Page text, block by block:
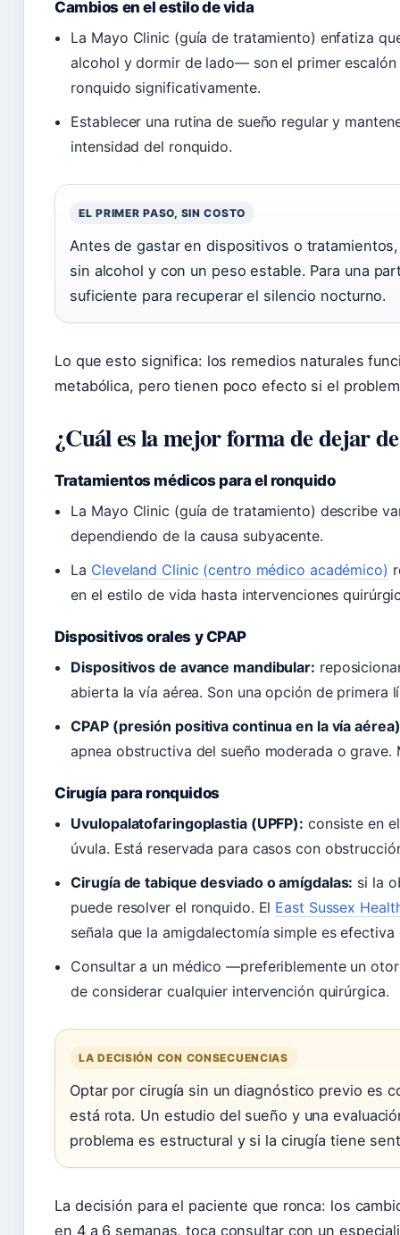
Cambios en el estilo de vida
La Mayo Clinic (guía de tratamiento) enfatiza
alcohol y dormir de lado— son el primer
ronquido significativamente.
Establecer una rutina de sueño regular y
intensidad del ronquido.
EL PRIMER PASO, SIN COSTO
Antes de gastar en dispositivos o
sin alcohol y con un peso estable. Para una
suficiente para recuperar el silencio nocturno.
Lo que esto significa: los remedios naturales
metabólica, pero tienen poco efecto si el
¿Cuál es la mejor forma de dejar
Tratamientos médicos para el ronquido
La Mayo Clinic (guía de tratamiento) describe
dependiendo de la causa subyacente.
La Cleveland Clinic (centro médico académico)
en el estilo de vida hasta intervenciones
Dispositivos orales y CPAP
Dispositivos de avance mandibular:
abierta la vía aérea. Son una opción de primera
CPAP (presión positiva continua en la vía
apnea obstructiva del sueño moderada o
Cirugía para ronquidos
Uvulopalatofaringoplastia (UPFP): consiste en
úvula. Está reservada para casos con
Cirugía de tabique desviado o amígdalas: si la
puede resolver el ronquido. El East Sussex
señala que la amigdalectomía simple es
Consultar a un médico —preferiblemente un
de considerar cualquier intervención quirúrgica.
LA DECISIÓN CON CONSECUENCIAS
Optar por cirugía sin un diagnóstico previo es
está rota. Un estudio del sueño y una
problema es estructural y si la cirugía tiene
La decisión para el paciente que ronca: los
en 4 a 6 semanas, toca consultar con un